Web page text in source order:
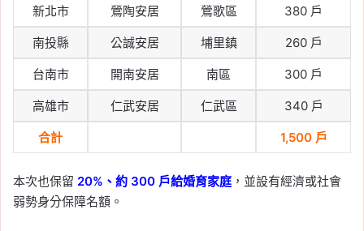
新北市 鶯陶安居 鶯歌區 380 戶
南投縣 公誠安居 埔里鎮 260 戶
台南市 開南安居 南區 300 戶
高雄市 仁武安居 仁武區 340 戶
合計 1,500 戶
本次也保留 20%、約 300 戶給婚育家庭 ，並設有經濟或社會
弱勢身分保障名額。